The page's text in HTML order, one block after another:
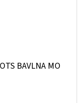
BAVLNA MO